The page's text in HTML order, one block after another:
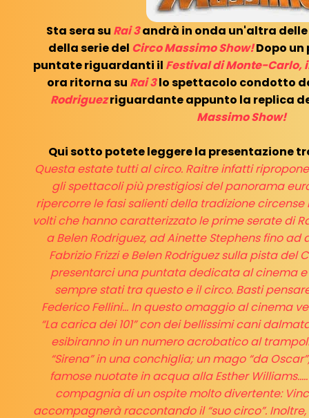
Sta sera su Rai 3andrà in onda un'altra
della serie del Circo Massimo Show!Dopo un
puntate riguardanti il Festival di Monte-Carlo,
ora ritorna su Rai 3lo spettacolo condotto
Rodriguezriguardante appunto la replica
Massimo Show!
Qui sotto potete leggere la presentazione
Questa estate tutti al circo. Raitre infatti
gli spettacoli più prestigiosi del panorama
ripercorre le fasi salienti della tradizione
volti che hanno caratterizzato le prime serate di
a Belen Rodriguez, ad Ainette Stephens fino ad
Fabrizio Frizzi e Belen Rodriguez sulla pista del
presentarci una puntata dedicata al cinema
sempre stati tra questo e il circo. Basti
Federico Fellini… In questo omaggio al cinema
“La carica dei 101” con dei bellissimi cani
esibiranno in un numero acrobatico al
“Sirena” in una conchiglia; un mago “da
famose nuotate in acqua alla Esther
compagnia di un ospite molto divertente:
accompagnerà raccontando il “suo circo”.